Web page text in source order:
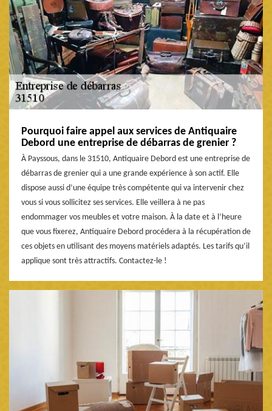
Pourquoi faire appel aux services de Antiquaire
Debord une entreprise de débarras de grenier ?
À Payssous, dans le 31510, Antiquaire Debord est une entreprise de
débarras de grenier qui a une grande expérience à son actif. Elle
dispose aussi d’une équipe très compétente qui va intervenir chez
vous si vous sollicitez ses services. Elle veillera à ne pas
endommager vos meubles et votre maison. À la date et à l’heure
que vous fixerez, Antiquaire Debord procédera à la récupération de
ces objets en utilisant des moyens matériels adaptés. Les tarifs qu’il
applique sont très attractifs. Contactez-le !